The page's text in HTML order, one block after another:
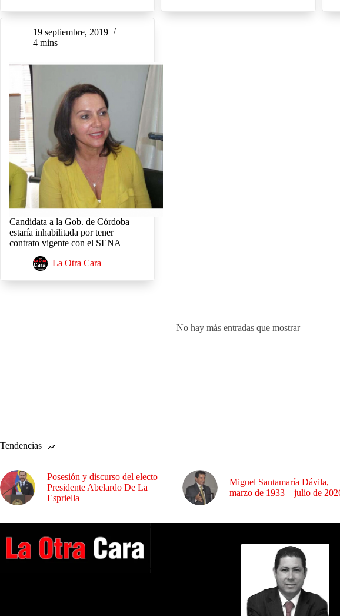
19 septiembre, 2019
4 mins
Candidata a la Gob. de Córdoba
estaría inhabilitada por tener
contrato vigente con el SENA
La Otra Cara
No hay más entradas que mostrar
Tendencias
Posesión y discurso del electo
Presidente Abelardo De La
Espriella
Miguel Santamaría Dávila,
marzo de 1933 – julio de